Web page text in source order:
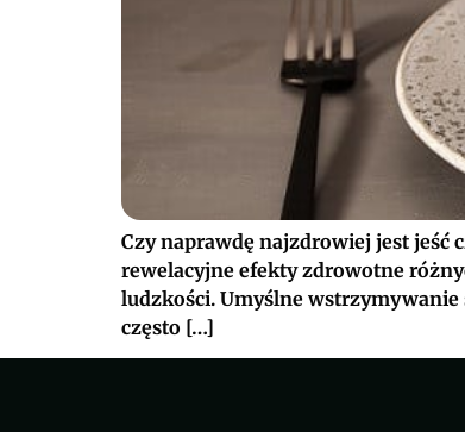
Czy naprawdę najzdrowiej jest jeść
rewelacyjne efekty zdrowotne
ludzkości. Umyślne wstrzymywanie
często […]